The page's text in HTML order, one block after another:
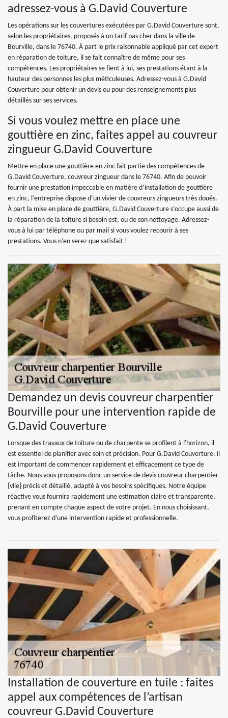
adressez-vous à G.David Couverture
Les opérations sur les couvertures exécutées par G.David Couverture sont,
selon les propriétaires, proposés à un tarif pas cher dans la ville de
Bourville, dans le 76740. À part le prix raisonnable appliqué par cet expert
en réparation de toiture, il se fait connaître de même pour ses
compétences. Les propriétaires se fient à lui, ses prestations étant à la
hauteur des personnes les plus méticuleuses. Adressez-vous à G.David
Couverture pour obtenir un devis ou pour des renseignements plus
détaillés sur ses services.
Si vous voulez mettre en place une
gouttière en zinc, faites appel au couvreur
zingueur G.David Couverture
Mettre en place une gouttière en zinc fait partie des compétences de
G.David Couverture, couvreur zingueur dans le 76740. Afin de pouvoir
fournir une prestation impeccable en matière d’installation de gouttière
en zinc, l’entreprise dispose d’un vivier de couvreurs zingueurs très doués.
À part la mise en place de gouttière, G.David Couverture s’occupe aussi de
la réparation de la toiture si besoin est, ou de son nettoyage. Adressez-
vous à lui par téléphone ou par mail si vous voulez recourir à ses
prestations. Vous n’en serez que satisfait !
Demandez un devis couvreur charpentier
Bourville pour une intervention rapide de
G.David Couverture
Lorsque des travaux de toiture ou de charpente se profilent à l'horizon, il
est essentiel de planifier avec soin et précision. Pour G.David Couverture, il
est important de commencer rapidement et efficacement ce type de
tâche. Nous vous proposons donc un service de devis couvreur charpentier
{vile} précis et détaillé, adapté à vos besoins spécifiques. Notre équipe
réactive vous fournira rapidement une estimation claire et transparente,
prenant en compte chaque aspect de votre projet. En nous choisissant,
vous profiterez d'une intervention rapide et professionnelle.
Installation de couverture en tuile : faites
appel aux compétences de l’artisan
couvreur G.David Couverture